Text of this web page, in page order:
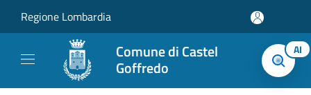
Regione Lombardia
Comune di Castel
Goffredo
AI